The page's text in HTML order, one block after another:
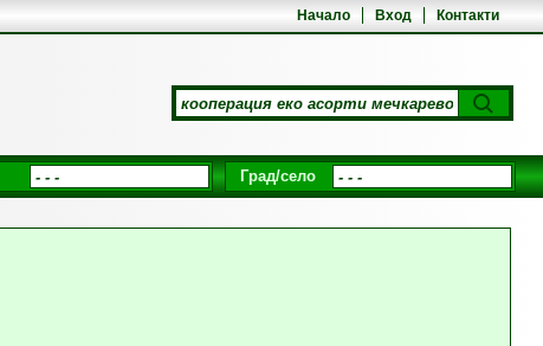
Начало Вход Контакти
Град/село